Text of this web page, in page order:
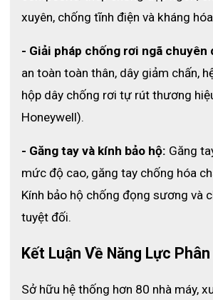
Ứng Dụng Trong Thực Tế
nhiều lĩnh vực:
- Chữa cháy: Bảo vệ lính cứu hỏa khỏi
- Cứu hộ khẩn cấp: Hỗ trợ đội cứu hộ
xuyên, chống tĩnh điện và kháng
- Giải pháp chống rơi ngã chuyên
an toàn toàn thân, dây giảm chấn,
hộp dây chống rơi tự rút thương
Honeywell).
- Găng tay và kính bảo hộ: Găng
mức độ cao, găng tay chống hóa
Kính bảo hộ chống đọng sương và
tuyệt đối.
Kết Luận Về Năng Lực
Sở hữu hệ thống hơn 80 nhà máy,